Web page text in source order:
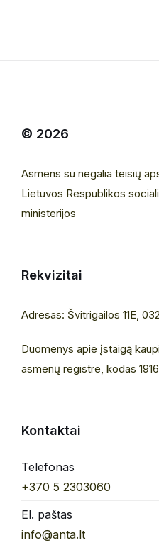
© 2026
Asmens su negalia teisių
Lietuvos Respublikos
ministerijos
Rekvizitai
Adresas: Švitrigailos 11E,
Duomenys apie įstaigą
asmenų registre, kodas
Kontaktai
Telefonas
+370 5 2303060
El. paštas
info@anta.lt